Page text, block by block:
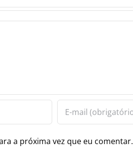
a próxima vez que eu comentar.